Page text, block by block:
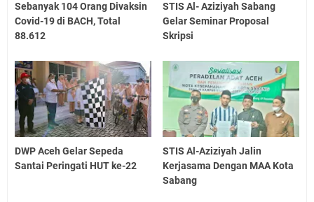
Sebanyak 104 Orang Divaksin
Covid-19 di BACH, Total
88.612
STIS Al- Aziziyah Sabang
Gelar Seminar Proposal
Skripsi
DWP Aceh Gelar Sepeda
Santai Peringati HUT ke-22
STIS Al-Aziziyah Jalin
Kerjasama Dengan MAA Kota
Sabang